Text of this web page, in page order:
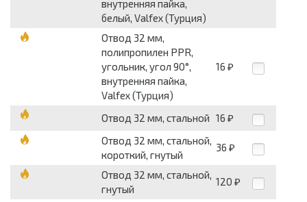
внутренняя пайка,
белый, Valfex (Турция)
Отвод 32 мм,
полипропилен PPR,
угольник, угол 90°,
внутренняя пайка,
Valfex (Турция)
16 ₽
Отвод 32 мм, стальной 16 ₽
Отвод 32 мм, стальной,
короткий, гнутый
36 ₽
Отвод 32 мм, стальной,
гнутый
120 ₽